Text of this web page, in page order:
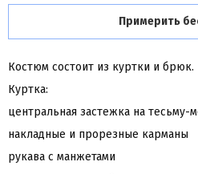
Примерить
Костюм состоит из куртки и брюк.
Куртка:
центральная застежка на тесьму-
накладные и прорезные карманы
рукава с манжетами